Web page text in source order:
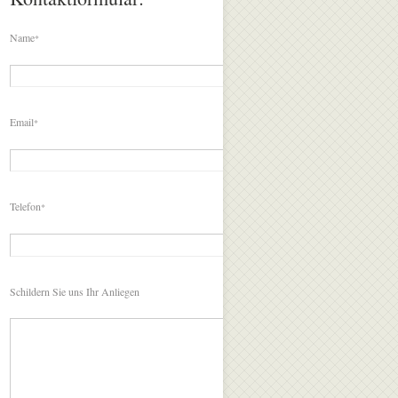
Name*
Email*
Telefon*
Schildern Sie uns Ihr Anliegen